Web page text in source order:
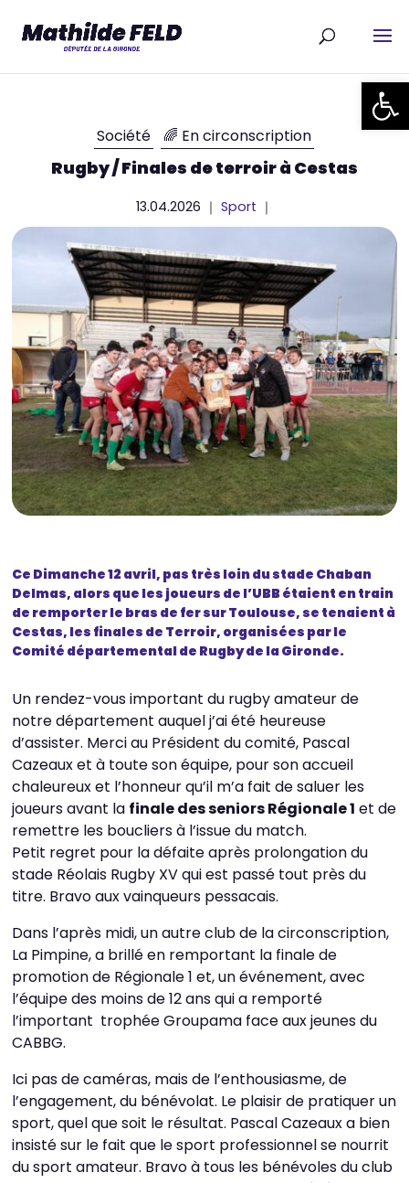
Ouvrir
Société 🌈 En circonscription
Rugby / Finales de terroir à Cestas
13.04.2026 ｜ Sport ｜
Ce Dimanche 12 avril, pas très loin du stade Chaban
Delmas, alors que les joueurs de l’UBB étaient en train
de remporter le bras de fer sur Toulouse, se tenaient à
Cestas, les finales de Terroir, organisées par le
Comité départemental de Rugby de la Gironde.
Un rendez-vous important du rugby amateur de
notre département auquel j’ai été heureuse
d’assister. Merci au Président du comité, Pascal
Cazeaux et à toute son équipe, pour son accueil
chaleureux et l’honneur qu’il m’a fait de saluer les
joueurs avant la finale des seniors Régionale 1 et de
remettre les boucliers à l’issue du match.
Petit regret pour la défaite après prolongation du
stade Réolais Rugby XV qui est passé tout près du
titre. Bravo aux vainqueurs pessacais.
Dans l’après midi, un autre club de la circonscription,
La Pimpine, a brillé en remportant la finale de
promotion de Régionale 1 et, un événement, avec
l’équipe des moins de 12 ans qui a remporté
l’important trophée Groupama face aux jeunes du
CABBG.
Ici pas de caméras, mais de l’enthousiasme, de
l’engagement, du bénévolat. Le plaisir de pratiquer un
sport, quel que soit le résultat. Pascal Cazeaux a bien
insisté sur le fait que le sport professionnel se nourrit
du sport amateur. Bravo à tous les bénévoles du club